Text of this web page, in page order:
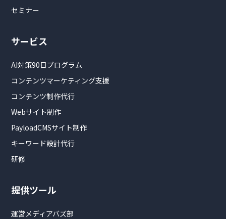
セミナー
サービス
AI対策90日プログラム
コンテンツマーケティング支援
コンテンツ制作代行
Webサイト制作
PayloadCMSサイト制作
キーワード設計代行
研修
提供ツール
運営メディアバズ部